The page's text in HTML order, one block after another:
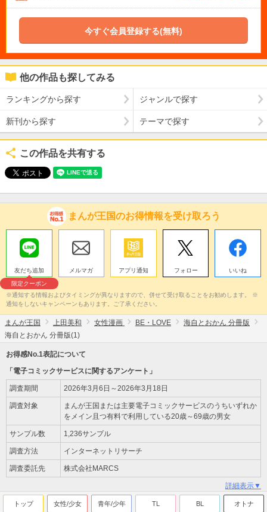
今すぐ会員登録する(無料)
他の作品も探してみる
ランキングから探す ジャンルで探す
新刊から探す テーマで探す
この作品を共有する
まんが王国のお得情報を受け取ろう
友だち追加
限定クーポン
メルマガ アプリ通知 フォロー いいね
※通知する情報およびタイミングが異なりますので、併せて受け取ることをお勧めします。 ※
通知をしないキャンペーンもあります。ご了承ください。
まんが王国 上田美和 女性漫画 BE・LOVE
海自とおかん 分冊版
海自とおかん 分冊版(1)
お得感No.1表記について
「電子コミックサービスに関するアンケート」
調査期間 2026年3月6日～2026年3月18日
調査対象
まんが王国または主要電子コミックサービスのうちいずれか
をメイン且つ有料で利用している20歳～69歳の男女
サンプル数 1,236サンプル
調査方法 インターネットリサーチ
調査委託先 株式会社MARCS
詳細表示▼
トップ 女性/少女 青年/少年 TL BL オトナ